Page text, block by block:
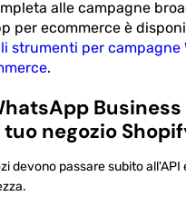
alle campagne
per ecommerce è
strumenti per campagne
.
Business
negozio
devono passare subito all'API